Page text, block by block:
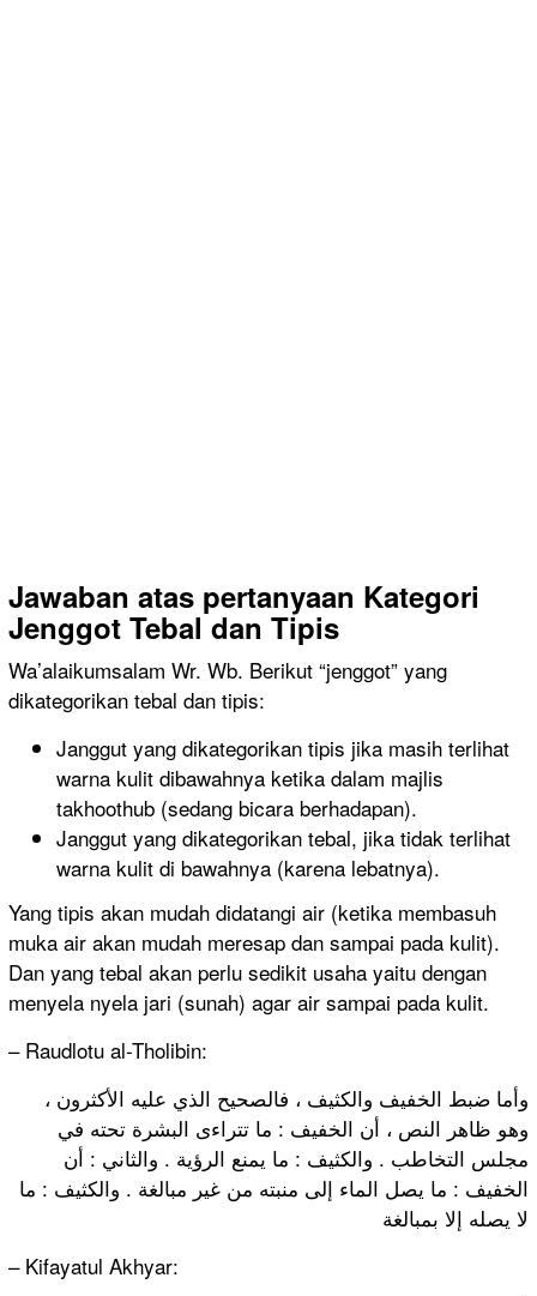
Jawaban atas pertanyaan Kategori
Jenggot Tebal dan Tipis
Wa’alaikumsalam Wr. Wb. Berikut “jenggot” yang
dikategorikan tebal dan tipis:
Janggut yang dikategorikan tipis jika masih terlihat
warna kulit dibawahnya ketika dalam majlis
takhoothub (sedang bicara berhadapan).
Janggut yang dikategorikan tebal, jika tidak terlihat
warna kulit di bawahnya (karena lebatnya).
Yang tipis akan mudah didatangi air (ketika membasuh
muka air akan mudah meresap dan sampai pada kulit).
Dan yang tebal akan perlu sedikit usaha yaitu dengan
menyela nyela jari (sunah) agar air sampai pada kulit.
– Raudlotu al-Tholibin:
وأما ضبط الخفيف والكثيف ، فالصحيح الذي عليه الأكثرون ،
وهو ظاهر النص ، أن الخفيف : ما تتراءى البشرة تحته في
مجلس التخاطب . والكثيف : ما يمنع الرؤية . والثاني : أن
الخفيف : ما يصل الماء إلى منبته من غير مبالغة . والكثيف : ما
لا يصله إلا بمبالغة
– Kifayatul Akhyar: